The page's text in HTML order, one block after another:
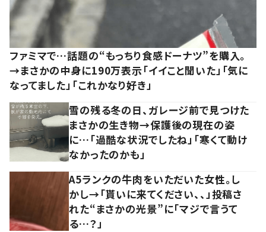
ファミマで…話題の“もっちり食感ドーナツ”を購入。
→まさかの中身に190万表示「イイこと聞いた」「気に
なってました」「これかなり好き」
雪の残る冬の日、ガレージ前で見つけた
まさかの生き物→保護後の現在の姿
に…「過酷な状況でしたね」「寒くて動け
なかったのかも」
A5ランクの牛肉をいただいた女性。し
かし→「貰いに来てください、、」投稿さ
れた“まさかの光景”に「マジで言うて
る…？」